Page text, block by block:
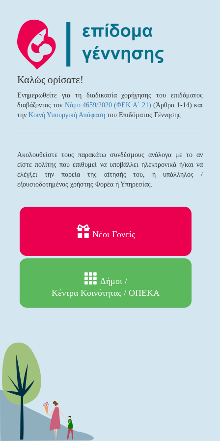
Καλώς ορίσατε!
Ενημερωθείτε για τη διαδικασία χορήγησης του επιδόματος
διαβάζοντας τον Νόμο 4659/2020 (ΦΕΚ Α΄ 21) (Άρθρα 1-14) και
την Κοινή Υπουργική Απόφαση του Επιδόματος Γέννησης
Ακολουθείστε τους παρακάτω συνδέσμους ανάλογα με το αν
είστε πολίτης που επιθυμεί να υποβάλλει ηλεκτρονικά ή/και να
ελέγξει την πορεία της αίτησής του, ή υπάλληλος /
εξουσιοδοτημένος χρήστης Φορέα ή Υπηρεσίας.
Νέοι Γονείς
Δήμοι /
Κέντρα Κοινότητας / ΟΠΕΚΑ